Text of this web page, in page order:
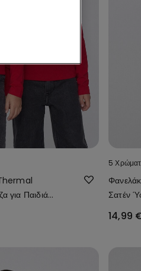
για Παιδιά
5
Σατέν
14,99